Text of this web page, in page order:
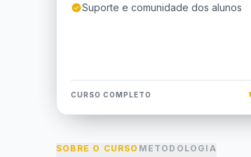
Suporte e comunidade dos alunos
CURSO COMPLETO
SOBRE O CURSO METODOLOGIA